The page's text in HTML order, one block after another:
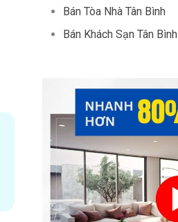
Bán Tòa Nhà Tân Bình
Bán Khách Sạn Tân Bình